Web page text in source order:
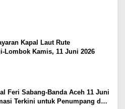
Kapal Laut Rute
Lombok Kamis, 11 Juni 2026
Feri Sabang-Banda Aceh 11 Juni
Terkini untuk Penumpang dan